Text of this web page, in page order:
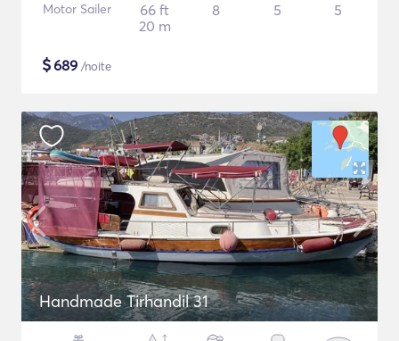
Motor Sailer
66 ft
20 m
8 5 5
$689 /noite
Handmade Tirhandil 31